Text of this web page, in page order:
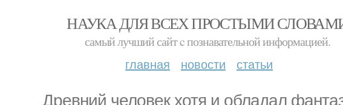
НАУКА ДЛЯ ВСЕХ ПРОСТЫМИ
самый лучший сайт c познавательной информацией.
главная новости статьи
Древний человек хотя и обладал